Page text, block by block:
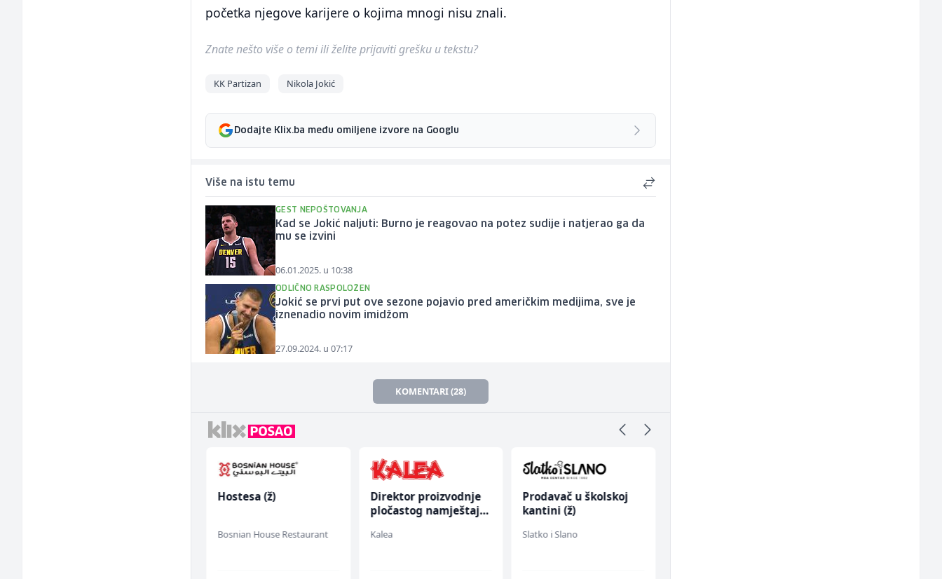
početka njegove karijere o kojima mnogi nisu znali.
Znate nešto više o temi ili želite prijaviti grešku u tekstu?
KK Partizan Nikola Jokić
Dodajte Klix.ba među omiljene izvore na Googlu
Više na istu temu
GEST NEPOŠTOVANJA
Kad se Jokić naljuti: Burno je reagovao na potez sudije i natjerao ga da
mu se izvini
06.01.2025. u 10:38
ODLIČNO RASPOLOŽEN
Jokić se prvi put ove sezone pojavio pred američkim medijima, sve je
iznenadio novim imidžom
27.09.2024. u 07:17
KOMENTARI (28)
Hostesa (ž)
Bosnian House Restaurant
Direktor proizvodnje
pločastog namještaja
Kalea
Prodavač u školskoj
kantini (ž)
Slatko i Slano